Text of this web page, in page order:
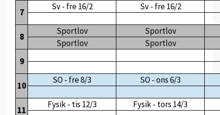
7
Sv - fre 16/2 Sv - fre 16/2
8
Sportlov
Sportlov
Sportlov
Sportlov
9
10
SO - fre 8/3 SO - ons 6/3
11
Fysik - tis 12/3 Fysik - tors 14/3